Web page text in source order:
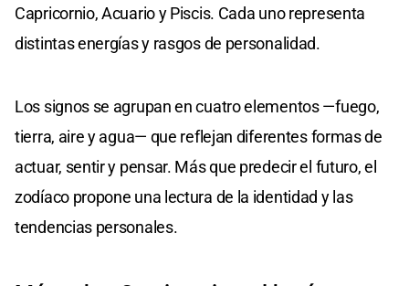
Capricornio, Acuario y Piscis. Cada uno representa
distintas energías y rasgos de personalidad.
Los signos se agrupan en cuatro elementos —fuego,
tierra, aire y agua— que reflejan diferentes formas de
actuar, sentir y pensar. Más que predecir el futuro, el
zodíaco propone una lectura de la identidad y las
tendencias personales.